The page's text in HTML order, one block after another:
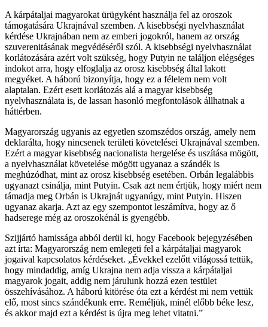
A kárpátaljai magyarokat ürügyként használja fel az oroszok
támogatására Ukrajnával szemben. A kisebbségi nyelvhasználat
kérdése Ukrajnában nem az emberi jogokról, hanem az ország
szuverenitásának megvédéséről szól. A kisebbségi nyelvhasználat
korlátozására azért volt szükség, hogy Putyin ne találjon elégséges
indokot arra, hogy elfoglalja az orosz kisebbség által lakott
megyéket. A háború bizonyítja, hogy ez a félelem nem volt
alaptalan. Ezért esett korlátozás alá a magyar kisebbség
nyelvhasználata is, de lassan hasonló megfontolások állhatnak a
háttérben.
Magyarország ugyanis az egyetlen szomszédos ország, amely nem
deklarálta, hogy nincsenek területi követelései Ukrajnával szemben.
Ezért a magyar kisebbség nacionalista hergelése és uszítása mögött,
a nyelvhasználat követelése mögött ugyanaz a szándék is
meghúzódhat, mint az orosz kisebbség esetében. Orbán legalábbis
ugyanazt csinálja, mint Putyin. Csak azt nem értjük, hogy miért nem
támadja meg Orbán is Ukrajnát ugyanúgy, mint Putyin. Hiszen
ugyanaz akarja. Azt az egy szempontot leszámítva, hogy az ő
hadserege még az oroszokénál is gyengébb.
Szijjártó hamissága abból derül ki, hogy Facebook bejegyzésében
azt írta: Magyarország nem emlegeti fel a kárpátaljai magyarok
jogaival kapcsolatos kérdéseket. „Évekkel ezelőtt világossá tettük,
hogy mindaddig, amíg Ukrajna nem adja vissza a kárpátaljai
magyarok jogait, addig nem járulunk hozzá ezen testület
összehívásához. A háború kitörése óta ezt a kérdést mi nem vettük
elő, most sincs szándékunk erre. Reméljük, minél előbb béke lesz,
és akkor majd ezt a kérdést is újra meg lehet vitatni.”